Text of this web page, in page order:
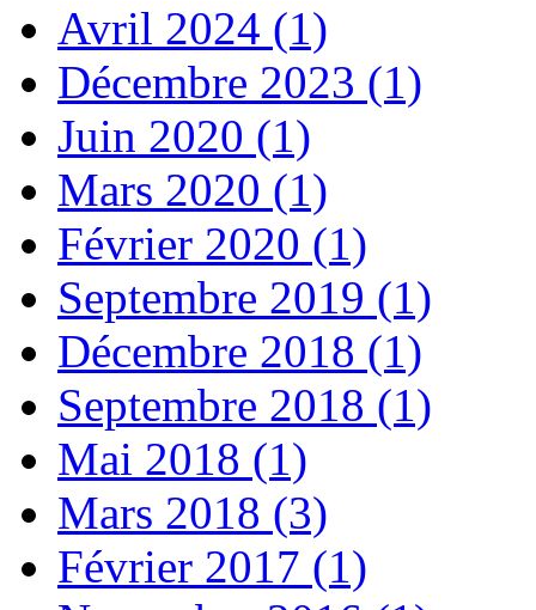
Avril 2024 (1)
Décembre 2023 (1)
Juin 2020 (1)
Mars 2020 (1)
Février 2020 (1)
Septembre 2019 (1)
Décembre 2018 (1)
Septembre 2018 (1)
Mai 2018 (1)
Mars 2018 (3)
Février 2017 (1)